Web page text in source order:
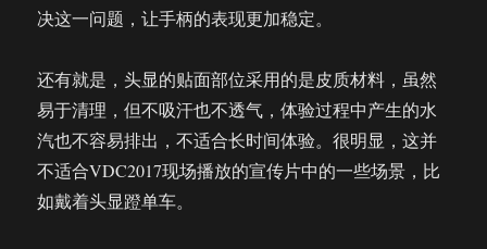
决这一问题，让手柄的表现更加稳定。
还有就是，头显的贴面部位采用的是皮质材料，虽然
易于清理，但不吸汗也不透气，体验过程中产生的水
汽也不容易排出，不适合长时间体验。很明显，这并
不适合VDC2017现场播放的宣传片中的一些场景，比
如戴着头显蹬单车。